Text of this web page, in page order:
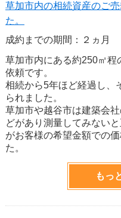
草加市内の相続資産のご
た。
成約までの期間：２ヵ月
草加市内にある約250㎡程
依頼です。
相続から5年ほど経過し、
られました。
草加市や越谷市は建築会
どがあり測量してみない
がお客様の希望金額での
た。
もっ